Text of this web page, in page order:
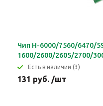
Чип H-6000/7560/6470/
1600/2600/2605/2700/
Eсть в наличии (3)
131 руб. /шт